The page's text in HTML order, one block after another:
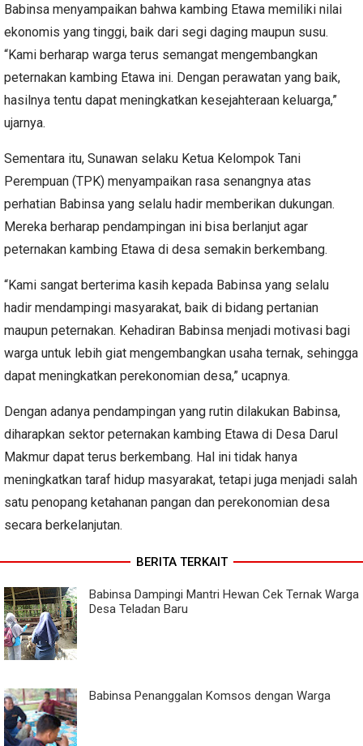
Babinsa menyampaikan bahwa kambing Etawa memiliki nilai
ekonomis yang tinggi, baik dari segi daging maupun susu.
“Kami berharap warga terus semangat mengembangkan
peternakan kambing Etawa ini. Dengan perawatan yang baik,
hasilnya tentu dapat meningkatkan kesejahteraan keluarga,”
ujarnya.
Sementara itu, Sunawan selaku Ketua Kelompok Tani
Perempuan (TPK) menyampaikan rasa senangnya atas
perhatian Babinsa yang selalu hadir memberikan dukungan.
Mereka berharap pendampingan ini bisa berlanjut agar
peternakan kambing Etawa di desa semakin berkembang.
“Kami sangat berterima kasih kepada Babinsa yang selalu
hadir mendampingi masyarakat, baik di bidang pertanian
maupun peternakan. Kehadiran Babinsa menjadi motivasi bagi
warga untuk lebih giat mengembangkan usaha ternak, sehingga
dapat meningkatkan perekonomian desa,” ucapnya.
Dengan adanya pendampingan yang rutin dilakukan Babinsa,
diharapkan sektor peternakan kambing Etawa di Desa Darul
Makmur dapat terus berkembang. Hal ini tidak hanya
meningkatkan taraf hidup masyarakat, tetapi juga menjadi salah
satu penopang ketahanan pangan dan perekonomian desa
secara berkelanjutan.
BERITA TERKAIT
Babinsa Dampingi Mantri Hewan Cek Ternak Warga
Desa Teladan Baru
Babinsa Penanggalan Komsos dengan Warga